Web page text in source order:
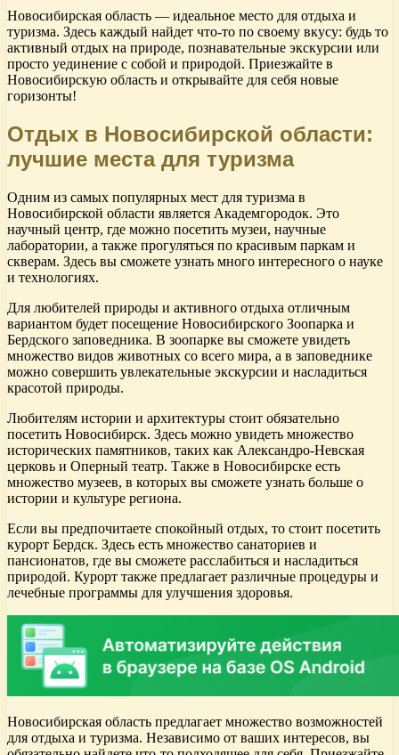
Новосибирская область — идеальное место для отдыха и
туризма. Здесь каждый найдет что-то по своему вкусу: будь то
активный отдых на природе, познавательные экскурсии или
просто уединение с собой и природой. Приезжайте в
Новосибирскую область и открывайте для себя новые
горизонты!
Отдых в Новосибирской области:
лучшие места для туризма
Одним из самых популярных мест для туризма в
Новосибирской области является Академгородок. Это
научный центр, где можно посетить музеи, научные
лаборатории, а также прогуляться по красивым паркам и
скверам. Здесь вы сможете узнать много интересного о науке
и технологиях.
Для любителей природы и активного отдыха отличным
вариантом будет посещение Новосибирского Зоопарка и
Бердского заповедника. В зоопарке вы сможете увидеть
множество видов животных со всего мира, а в заповеднике
можно совершить увлекательные экскурсии и насладиться
красотой природы.
Любителям истории и архитектуры стоит обязательно
посетить Новосибирск. Здесь можно увидеть множество
исторических памятников, таких как Александро-Невская
церковь и Оперный театр. Также в Новосибирске есть
множество музеев, в которых вы сможете узнать больше о
истории и культуре региона.
Если вы предпочитаете спокойный отдых, то стоит посетить
курорт Бердск. Здесь есть множество санаториев и
пансионатов, где вы сможете расслабиться и насладиться
природой. Курорт также предлагает различные процедуры и
лечебные программы для улучшения здоровья.
Новосибирская область предлагает множество возможностей
для отдыха и туризма. Независимо от ваших интересов, вы